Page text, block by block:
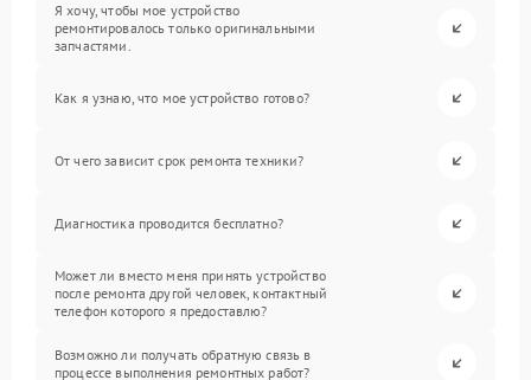
Я хочу, чтобы мое устройство
ремонтировалось только оригинальными
запчастями.
Как я узнаю, что мое устройство готово?
От чего зависит срок ремонта техники?
Диагностика проводится бесплатно?
Может ли вместо меня принять устройство
после ремонта другой человек, контактный
телефон которого я предоставлю?
Возможно ли получать обратную связь в
процессе выполнения ремонтных работ?